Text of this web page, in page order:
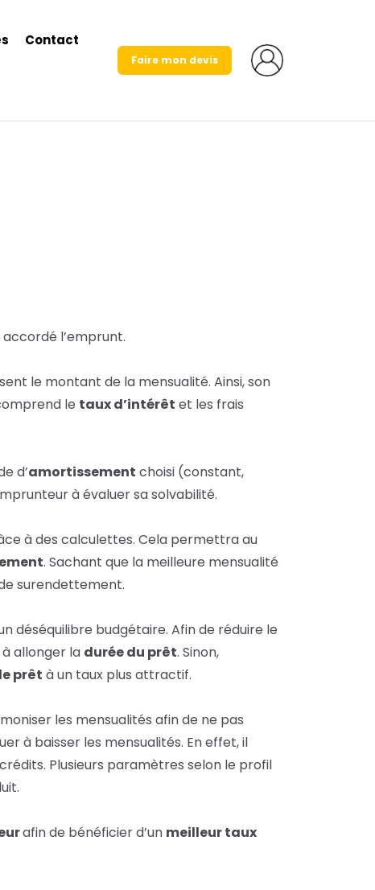
Contact
Faire mon devis
l’emprunt.
le montant de la mensualité. Ainsi, son
le taux d’intérêt et les frais
d’amortissement choisi (constant,
à évaluer sa solvabilité.
à des calculettes. Cela permettra au
. Sachant que la meilleure mensualité
surendettement.
déséquilibre budgétaire. Afin de réduire le
allonger la durée du prêt. Sinon,
prêt à un taux plus attractif.
les mensualités afin de ne pas
à baisser les mensualités. En effet, il
Plusieurs paramètres selon le profil
afin de bénéficier d’un meilleur taux